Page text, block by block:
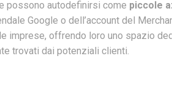
possono autodefinirsi come piccole
Google o dell’account del
imprese, offrendo loro uno spazio
trovati dai potenziali clienti.